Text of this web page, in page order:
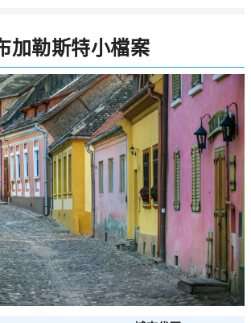
加勒斯特小檔案